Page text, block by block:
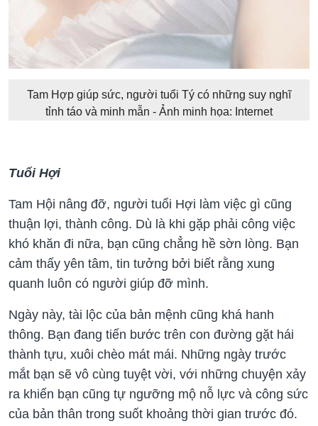
Tam Hợp giúp sức, người tuổi Tý có những suy nghĩ
tỉnh táo và minh mẫn - Ảnh minh họa: Internet
Tuổi Hợi
Tam Hội nâng đỡ, người tuổi Hợi làm việc gì cũng
thuận lợi, thành công. Dù là khi gặp phải công việc
khó khăn đi nữa, bạn cũng chẳng hề sờn lòng. Bạn
cảm thấy yên tâm, tin tưởng bởi biết rằng xung
quanh luôn có người giúp đỡ mình.
Ngày này, tài lộc của bản mệnh cũng khá hanh
thông. Bạn đang tiến bước trên con đường gặt hái
thành tựu, xuôi chèo mát mái. Những ngày trước
mắt bạn sẽ vô cùng tuyệt vời, với những chuyện xảy
ra khiến bạn cũng tự ngưỡng mộ nỗ lực và công sức
của bản thân trong suốt khoảng thời gian trước đó.